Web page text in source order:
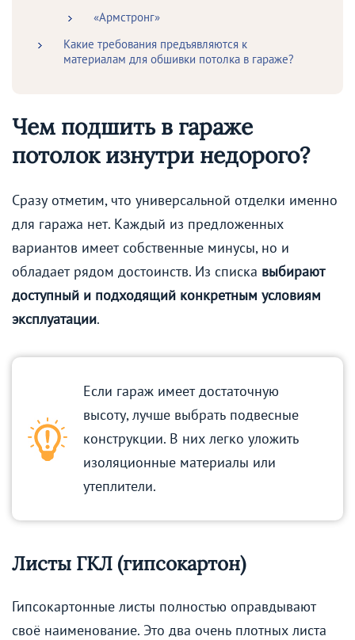
«Армстронг»
Какие требования предъявляются к
материалам для обшивки потолка в гараже?
Чем подшить в гараже
потолок изнутри недорого?
Сразу отметим, что универсальной отделки именно
для гаража нет. Каждый из предложенных
вариантов имеет собственные минусы, но и
обладает рядом достоинств. Из списка выбирают
доступный и подходящий конкретным условиям
эксплуатации.
Если гараж имеет достаточную
высоту, лучше выбрать подвесные
конструкции. В них легко уложить
изоляционные материалы или
утеплители.
Листы ГКЛ (гипсокартон)
Гипсокартонные листы полностью оправдывают
своё наименование. Это два очень плотных листа